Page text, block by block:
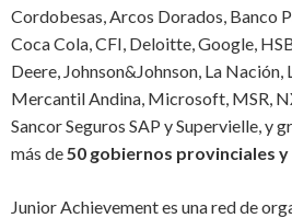
Cordobesas, Arcos Dorados, Banco
Coca Cola, CFI, Deloitte, Google,
Deere, Johnson&Johnson, La
Mercantil Andina, Microsoft, MSR,
Sancor Seguros SAP y Supervielle, y
más de50 gobiernos provinciales
Junior Achievement es una red de